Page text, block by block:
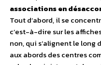
associations en
Tout d’abord, il se
c’est-à-dire sur les
non, qui s’alignent le long
aux abords des centres